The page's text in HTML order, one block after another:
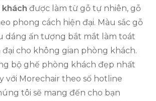
khách được làm từ gỗ tự nhiên, gỗ
phong cách hiện đại. Màu sắc gỗ
dáng ấn tượng bắt mắt làm toát
đại cho không gian phòng khách.
bộ ghế phòng khách đẹp nhất
với Morechair theo số hotline
tôi sẽ mang đến cho bạn